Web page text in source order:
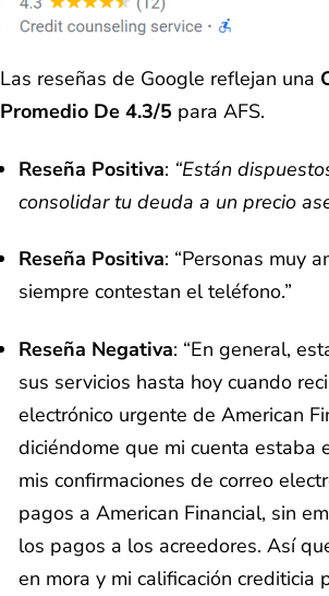
Las reseñas de Google reflejan una
Promedio De 4.3/5 para AFS.
Reseña Positiva: “Están
consolidar tu deuda a un precio
Reseña Positiva: “Personas muy
siempre contestan el teléfono.”
Reseña Negativa: “En general,
sus servicios hasta hoy cuando
electrónico urgente de American
diciéndome que mi cuenta estaba
mis confirmaciones de correo
pagos a American Financial, sin
los pagos a los acreedores. Así
en mora y mi calificación crediticia